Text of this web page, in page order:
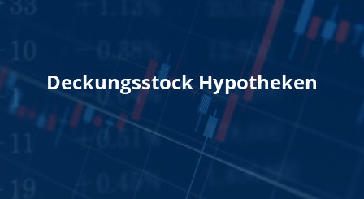
Deckungsstock Hypotheken